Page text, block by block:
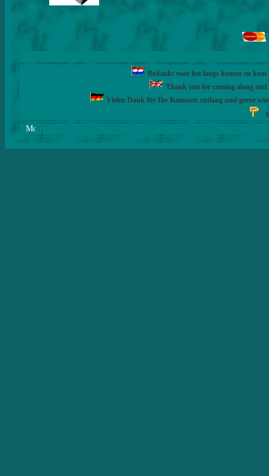
Bedankt voor het langs komen en
Thank you for coming along and
Vielen Dank für Ihr Kommen entlang und gerne